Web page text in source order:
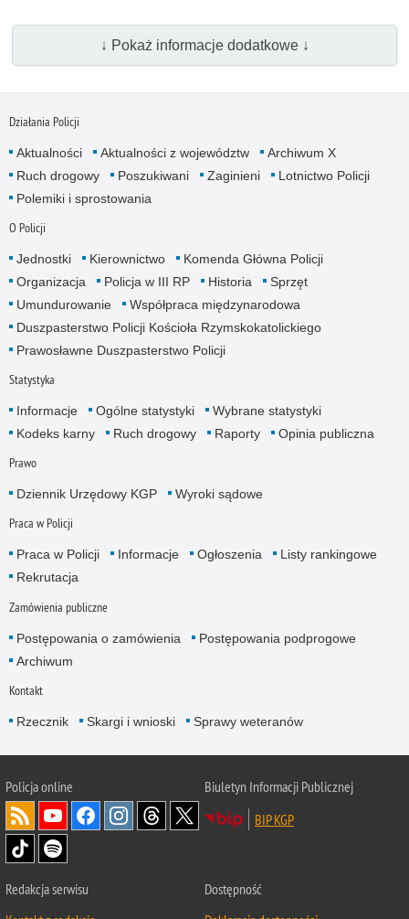
↓ Pokaż informacje dodatkowe ↓
Działania Policji
Aktualności Aktualności z województw
Archiwum X
Ruch drogowy
Poszukiwani Zaginieni
Lotnictwo Policji
Polemiki i sprostowania
O Policji
Jednostki Kierownictwo
Komenda Główna Policji
Organizacja
Policja w III RP Historia
Sprzęt
Umundurowanie
Współpraca międzynarodowa
Duszpasterstwo Policji Kościoła Rzymskokatolickiego
Prawosławne Duszpasterstwo Policji
Statystyka
Informacje Ogólne statystyki
Wybrane statystyki
Kodeks karny
Ruch drogowy Raporty Opinia publiczna
Prawo
Dziennik Urzędowy KGP Wyroki sądowe
Praca w Policji
Praca w Policji Informacje Ogłoszenia
Listy rankingowe
Rekrutacja
Zamówienia publiczne
Postępowania o zamówienia
Postępowania podprogowe
Archiwum
Kontakt
Rzecznik Skargi i wnioski Sprawy weteranów
Policjaonline
Biuletyn Informacji Publicznej
BIP KGP
Redakcja serwisu
Dostępność